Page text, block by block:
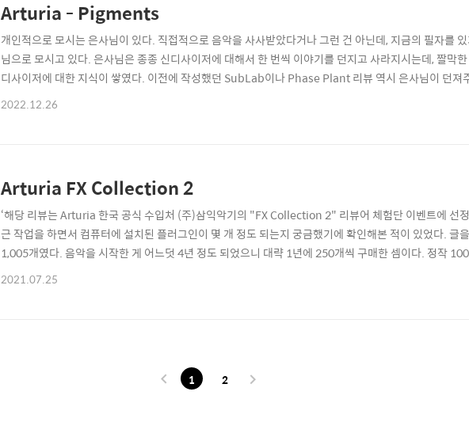
Arturia - Pigments
개인적으로 모시는 은사님이 있다. 직접적으로 음악을 사사받았다거나 그런 건 아닌데, 지금의 필자를
님으로 모시고 있다. 은사님은 종종 신디사이저에 대해서 한 번씩 이야기를 던지고 사라지시는데, 짤막
디사이저에 대한 지식이 쌓였다. 이전에 작성했던 SubLab이나 Phase Plant 리뷰 역시 은사님이 던져
뷰들이다. 가랑비에 필자도 모르는 사이에 옷이 젖어버린 셈이다. 물론 더 배워야 하겠지만 이전보다 신
2022.12.26
Arturia FX Collection 2
‘해당 리뷰는 Arturia 한국 공식 수입처 (주)삼익악기의 "FX Collection 2" 리뷰어 체험단 이벤트에 선
근 작업을 하면서 컴퓨터에 설치된 플러그인이 몇 개 정도 되는지 궁금했기에 확인해본 적이 있었다. 글
1,005개였다. 음악을 시작한 게 어느덧 4년 정도 되었으니 대략 1년에 250개씩 구매한 셈이다. 정작
구매하고 사용해 왔지만 지금의 필자가 활용하는 플러그인은 100개 미만이라 생각한다. 즉 900개 이상
2021.07.25
1 2